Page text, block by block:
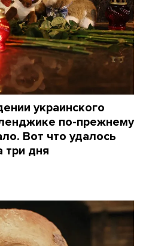
украинского
по-прежнему
Вот что удалось
три дня